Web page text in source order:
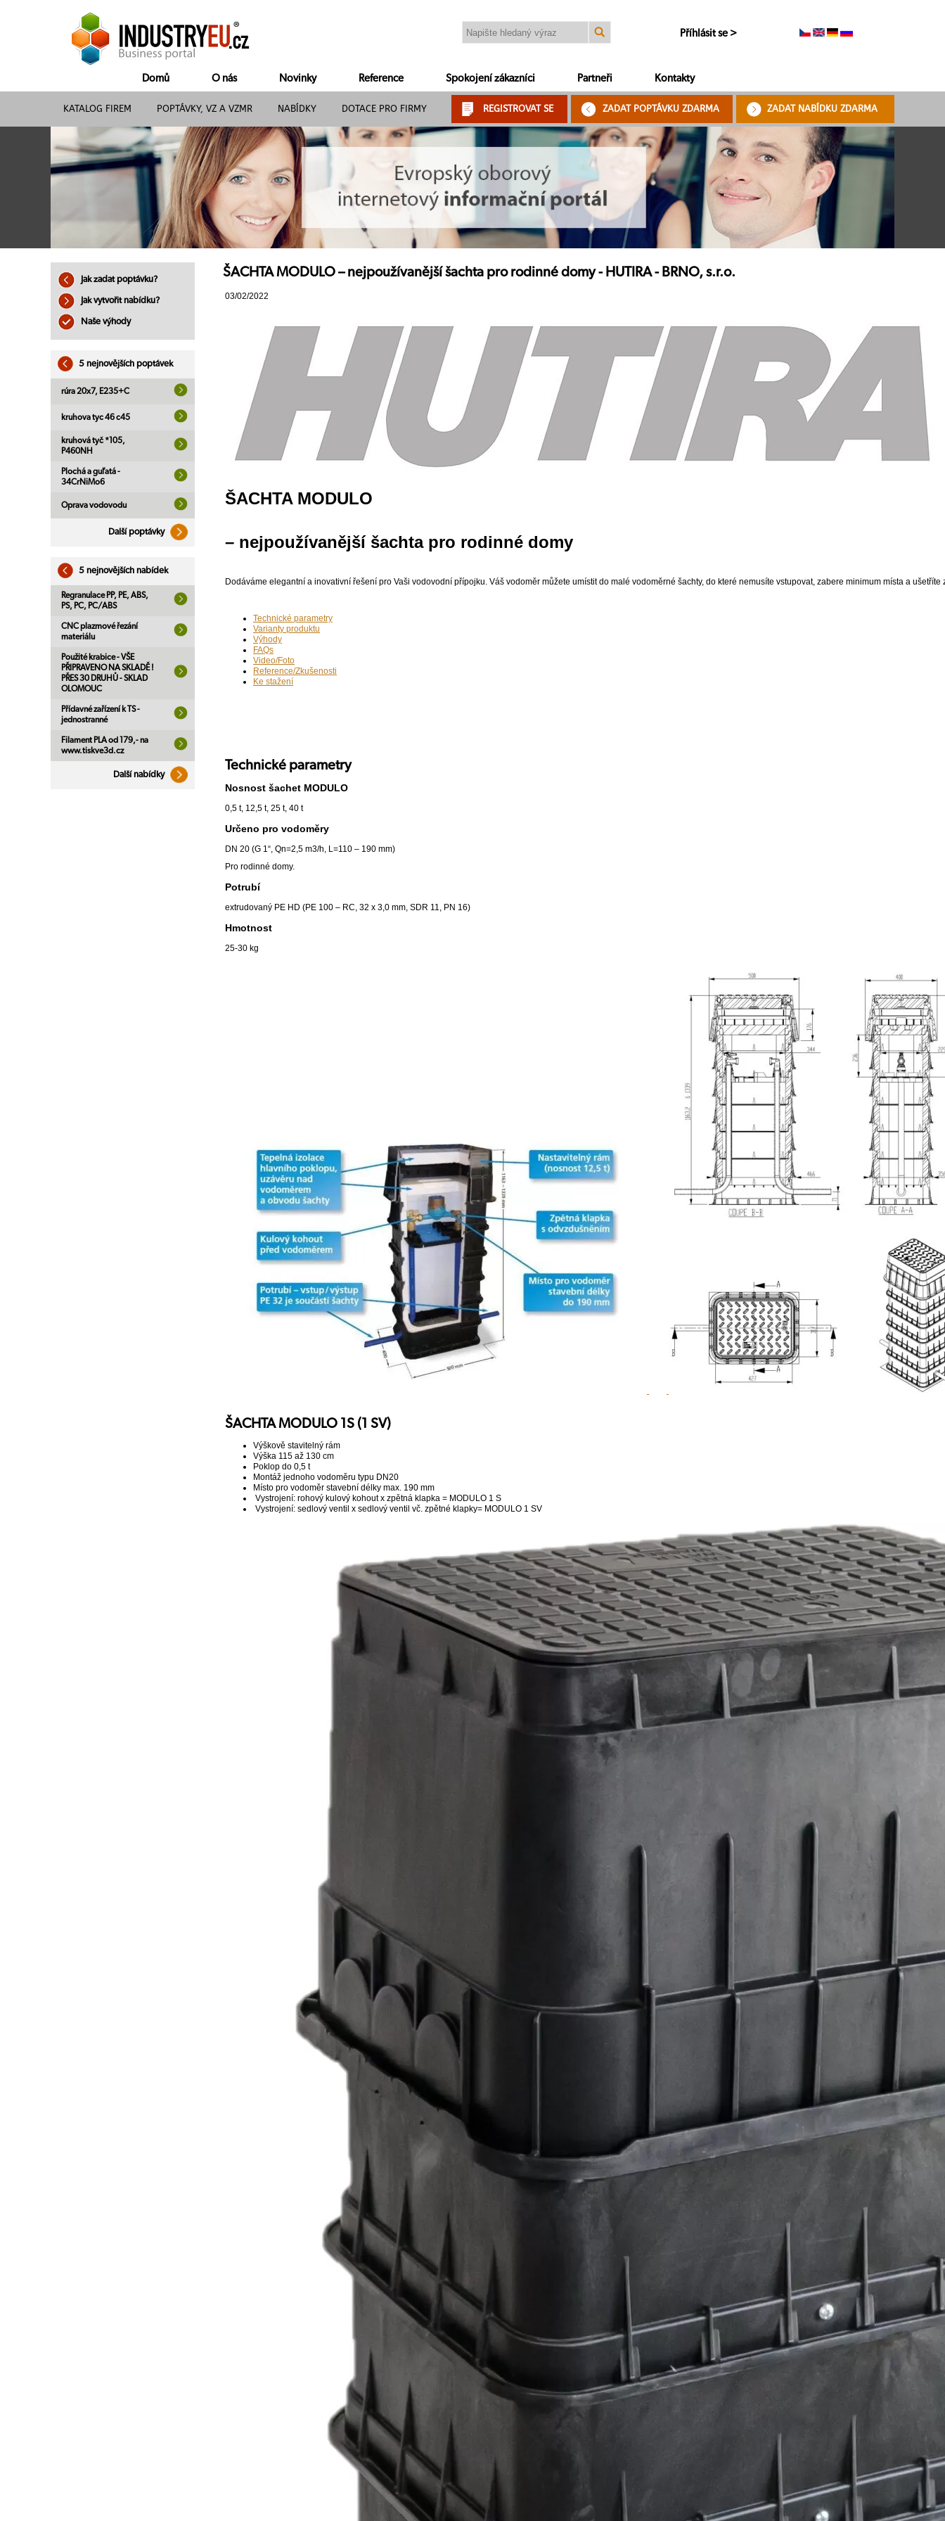
Příhlásit se >
Domů O nás Novinky Reference Spokojení zákazníci Partneři Kontakty
KATALOG FIREM POPTÁVKY, VZ A VZMR NABÍDKY DOTACE PRO FIRMY REGISTROVAT SE ZADAT POPTÁVKU ZDARMA ZADAT NABÍDKU ZDARMA
Jak zadat poptávku?
Jak vytvořit nabídku?
Naše výhody
5 nejnovějších poptávek
rúra 20x7, E235+C
kruhova tyc 46 c45
kruhová tyč *105,
P460NH
Plochá a guľatá -
34CrNiMo6
Oprava vodovodu
Další poptávky
5 nejnovějších nabídek
Regranulace PP, PE, ABS,
PS, PC, PC/ABS
CNC plazmové řezání
materiálu
Použité krabice - VŠE
PŘIPRAVENO NA SKLADĚ !
PŘES 30 DRUHŮ - SKLAD
OLOMOUC
Přídavné zařízení k TS -
jednostranné
Filament PLA od 179,- na
www.tiskve3d.cz
Další nabídky
ŠACHTA MODULO – nejpoužívanější šachta pro rodinné domy - HUTIRA - BRNO, s.r.o.
03/02/2022
ŠACHTA MODULO
– nejpoužívanější šachta pro rodinné domy
Dodáváme elegantní a inovativní řešení pro Vaši vodovodní přípojku. Váš vodoměr můžete umístit do malé vodoměrné šachty, do které nemusíte vstupovat, zabere minimum místa a
Technické parametry
Varianty produktu
Výhody
FAQs
Video/Foto
Reference/Zkušenosti
Ke stažení
Technické parametry
Nosnost šachet MODULO
0,5 t, 12,5 t, 25 t, 40 t
Určeno pro vodoměry
DN 20 (G 1“, Qn=2,5 m3/h, L=110 – 190 mm)
Pro rodinné domy.
Potrubí
extrudovaný PE HD (PE 100 – RC, 32 x 3,0 mm, SDR 11, PN 16)
Hmotnost
25-30 kg
ŠACHTA MODULO 1S (1 SV)
Výškově stavitelný rám
Výška 115 až 130 cm
Poklop do 0,5 t
Montáž jednoho vodoměru typu DN20
Místo pro vodoměr stavební délky max. 190 mm
Vystrojení: rohový kulový kohout x zpětná klapka = MODULO 1 S
Vystrojení: sedlový ventil x sedlový ventil vč. zpětné klapky= MODULO 1 SV